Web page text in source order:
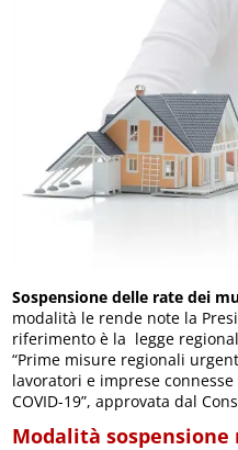
Sospensione delle rate dei
modalità le rende note la
riferimento è la legge
“Prime misure regionali
lavoratori e imprese
COVID-19”, approvata dal
Modalità